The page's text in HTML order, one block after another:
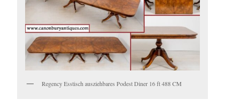
Regency Esstisch ausziehbares Podest Diner 16 ft 488 CM